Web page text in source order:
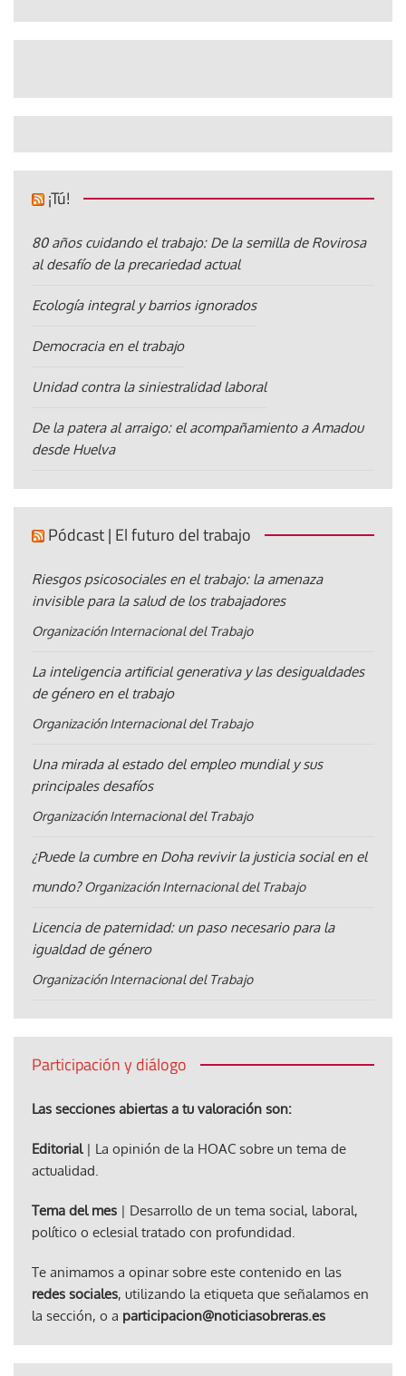
¡Tú!
80 años cuidando el trabajo: De la semilla de Rovirosa
al desafío de la precariedad actual
Ecología integral y barrios ignorados
Democracia en el trabajo
Unidad contra la siniestralidad laboral
De la patera al arraigo: el acompañamiento a Amadou
desde Huelva
Pódcast | El futuro del trabajo
Riesgos psicosociales en el trabajo: la amenaza
invisible para la salud de los trabajadores
Organización Internacional del Trabajo
La inteligencia artificial generativa y las desigualdades
de género en el trabajo
Organización Internacional del Trabajo
Una mirada al estado del empleo mundial y sus
principales desafíos
Organización Internacional del Trabajo
¿Puede la cumbre en Doha revivir la justicia social en el
mundo? Organización Internacional del Trabajo
Licencia de paternidad: un paso necesario para la
igualdad de género
Organización Internacional del Trabajo
Participación y diálogo
Las secciones abiertas a tu valoración son:
Editorial| La opinión de la HOAC sobre un tema de
actualidad.
Tema del mes | Desarrollo de un tema social, laboral,
político o eclesial tratado con profundidad.
Te animamos a opinar sobre este contenido en las
redes sociales, utilizando la etiqueta que señalamos en
la sección, o a participacion@noticiasobreras.es